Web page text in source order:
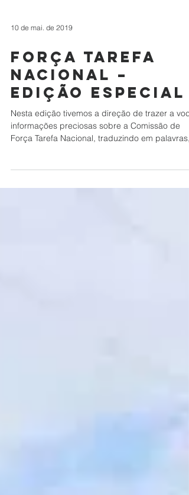
10 de mai. de 2019
Força Tarefa
Nacional –
Edição Especial
Força Tarefa Nacional, traduzindo em